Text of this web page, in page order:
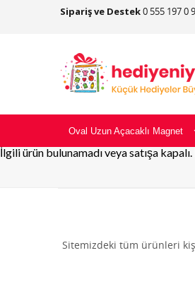
Sipariş ve Destek0 555 197 0
Oval Uzun Açacaklı Magnet
İlgili ürün bulunamadı veya satışa
Sitemizdeki tüm ürünleri